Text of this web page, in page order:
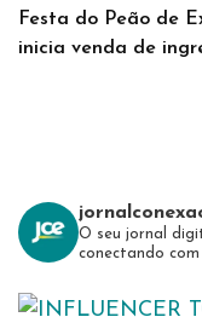
Festa do Peão de
inicia venda de
O seu jornal
conectando